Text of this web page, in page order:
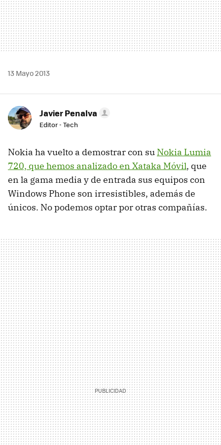
13 Mayo 2013
Javier Penalva
Editor - Tech
Nokia ha vuelto a demostrar con su Nokia Lumia
720, que hemos analizado en Xataka Móvil, que
en la gama media y de entrada sus equipos con
Windows Phone son irresistibles, además de
únicos. No podemos optar por otras compañías.